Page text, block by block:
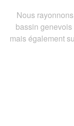
Nous
bassin
mais également